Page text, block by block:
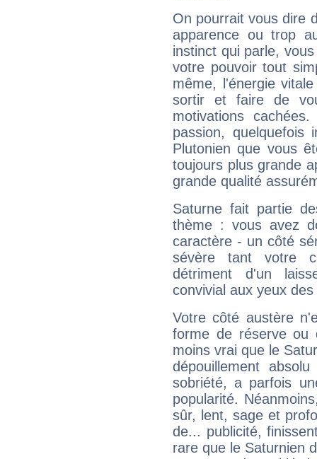
On pourrait vous dire
apparence ou trop
instinct qui parle,
votre pouvoir tout
même, l'énergie
sortir et faire de
motivations
passion, quelquefois
Plutonien que vous
toujours plus grande
grande qualité
Saturne fait partie
thème : vous avez
caractère - un côté
sévère tant votre
détriment d'un
convivial aux yeux
Votre côté austère
forme de réserve
moins vrai que le
dépouillement
sobriété, a parfois
popularité.
sûr, lent, sage et
de... publicité,
rare que le Saturnien